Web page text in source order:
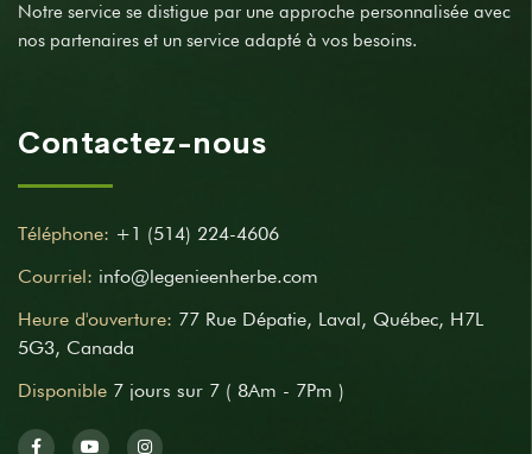
Notre service se distigue par une approche personnalisée avec
nos partenaires et un service adapté à vos besoins.
Contactez-nous
Téléphone: +1 (514) 224-4606
Courriel: info@legenieenherbe.com
Heure d'ouverture: 77 Rue Dépatie, Laval, Québec, H7L
5G3, Canada
Disponible 7 jours sur 7 ( 8Am - 7Pm )